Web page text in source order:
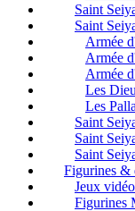
Saint
Saint
Armée
Armée
Armée
Les
Les
Saint
Saint
Saint
Figurines &
Jeux
Figurines